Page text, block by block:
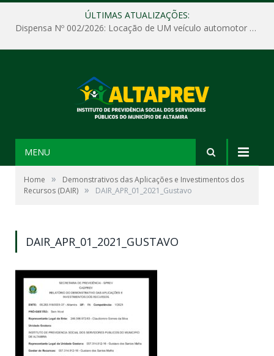
ÚLTIMAS ATUALIZAÇÕES:
Dispensa Nº 002/2026: Locação de UM veículo automotor sem motorista, tipo passeio, com seguro total e quilometragem livre, para atender as demandas operacionais e administrativas do Instituto de Previdência Social dos Servidores Públicos do Município de Altamira – PA – ALTAPREV.
MENU
Home »
Demonstrativos das Aplicações e Investimentos dos
Recursos (DAIR) » DAIR_APR_01_2021_Gustavo
DAIR_APR_01_2021_GUSTAVO